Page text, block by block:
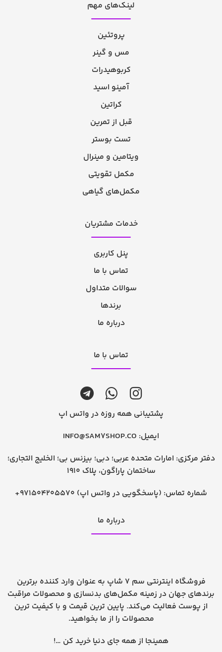
لینک‌های مهم
پروتئین
مس و گینر
کربوهیدرات
آمینو اسید
کراتین
قبل از تمرین
تست بوستر
ویتامین و مینرال
مکمل تقویتی
مکمل‌های گیاهی
خدمات مشتریان
پنل کاربری
تماس با ما
سوالات متداول
برندها
درباره ما
تماس با ما
پشتیبانی همه روزه در واتس اپ
ایمیل: INFO@SAM7SHOP.CO
دفتر مرکزی: امارات متحده عربی؛ دبی؛ بیزنس بی؛ الخلیج التجاری؛
ساختمان پاراگون، پلاک 1910
شماره تماس: +971504205570 (پاسخگویی در واتس اپ)
درباره ما
فروشگاه اینترنتی سم 7 شاپ به عنوان وارد کننده برترین
برندهای جهان در زمینه مکمل‌های بدنسازی و محصولات مراقبت
از پوست فعالیت می‌کند. پایین ترین قیمت و با کیفیت ترین
محصولات را از ما بخواهید.
همینجا از همه جای دنیا خرید کن …!